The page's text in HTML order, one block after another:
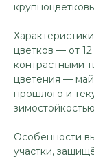
цветков — от
контрастными
цветения —
прошлого и
Особенности
участки,